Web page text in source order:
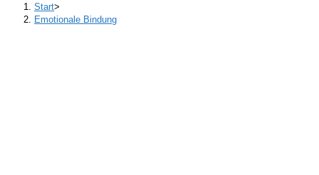
Start>
Emotionale Bindung